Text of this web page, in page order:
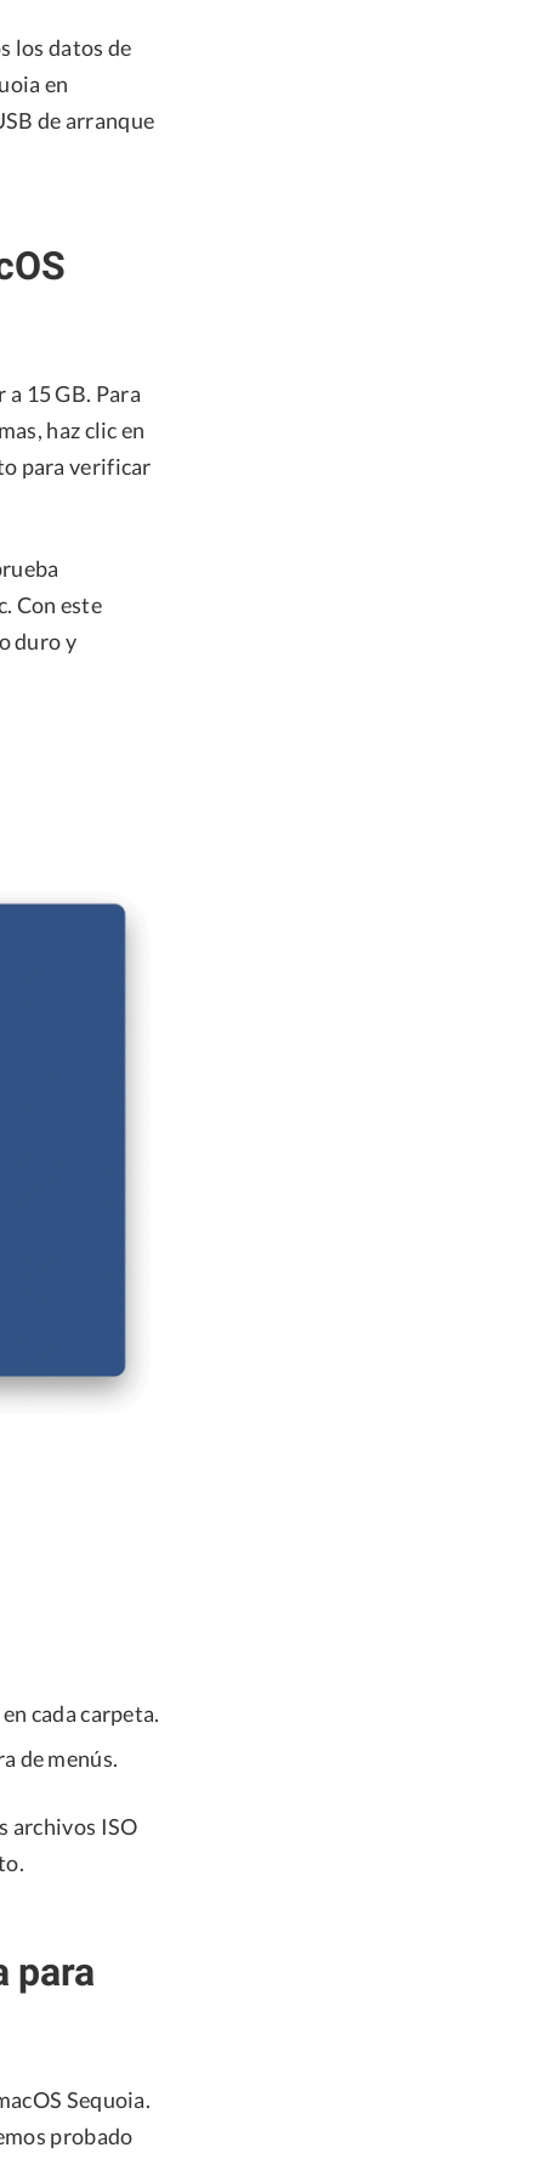
los datos de
en
de arranque
15 GB. Para
haz clic en
para verificar
Con este
duro y
cada carpeta.
de menús.
archivos ISO
para
Sequoia.
probado